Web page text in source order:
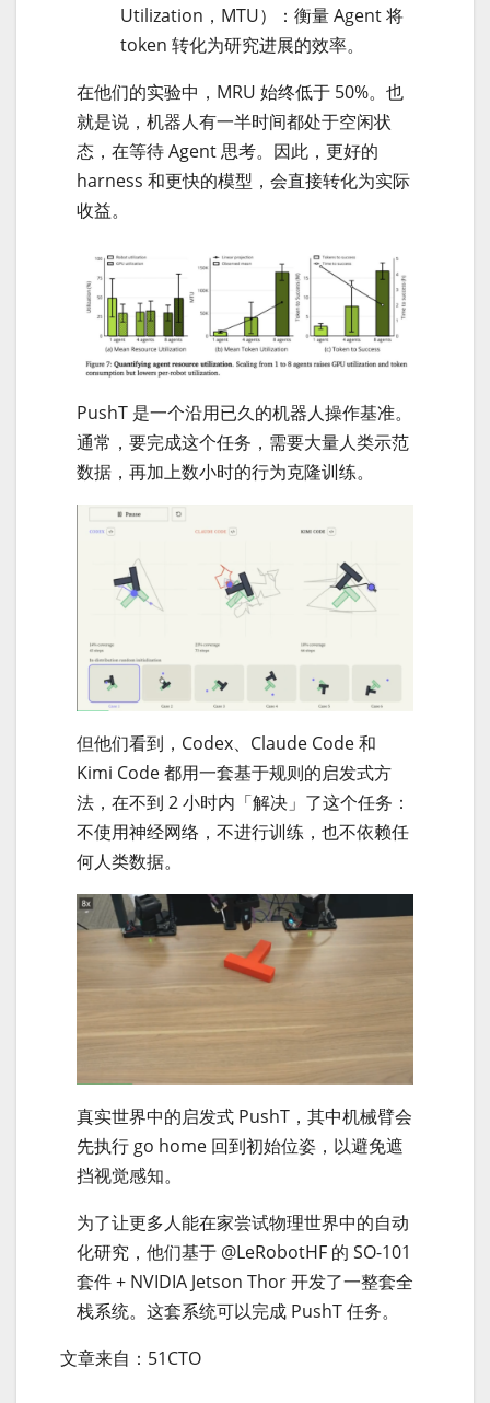
Utilization，MTU）：衡量 Agent 将
token 转化为研究进展的效率。
在他们的实验中，MRU 始终低于 50%。也
就是说，机器人有一半时间都处于空闲状
态，在等待 Agent 思考。因此，更好的
harness 和更快的模型，会直接转化为实际
收益。
PushT 是一个沿用已久的机器人操作基准。
通常，要完成这个任务，需要大量人类示范
数据，再加上数小时的行为克隆训练。
但他们看到，Codex、Claude Code 和
Kimi Code 都用一套基于规则的启发式方
法，在不到 2 小时内「解决」了这个任务：
不使用神经网络，不进行训练，也不依赖任
何人类数据。
真实世界中的启发式 PushT，其中机械臂会
先执行 go home 回到初始位姿，以避免遮
挡视觉感知。
为了让更多人能在家尝试物理世界中的自动
化研究，他们基于 @LeRobotHF 的 SO-101
套件 + NVIDIA Jetson Thor 开发了一整套全
栈系统。这套系统可以完成 PushT 任务。
文章来自：51CTO